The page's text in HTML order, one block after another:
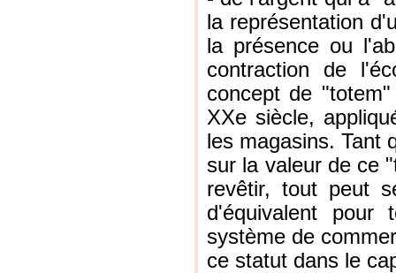
la représentation
la présence ou
contraction de
concept de
XXe siècle,
les magasins. Tant
sur la valeur de ce
revêtir, tout peut
d'équivalent pour
système de
ce statut dans le